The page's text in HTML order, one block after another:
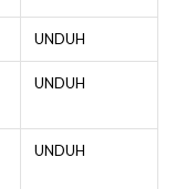
UNDUH
UNDUH
UNDUH